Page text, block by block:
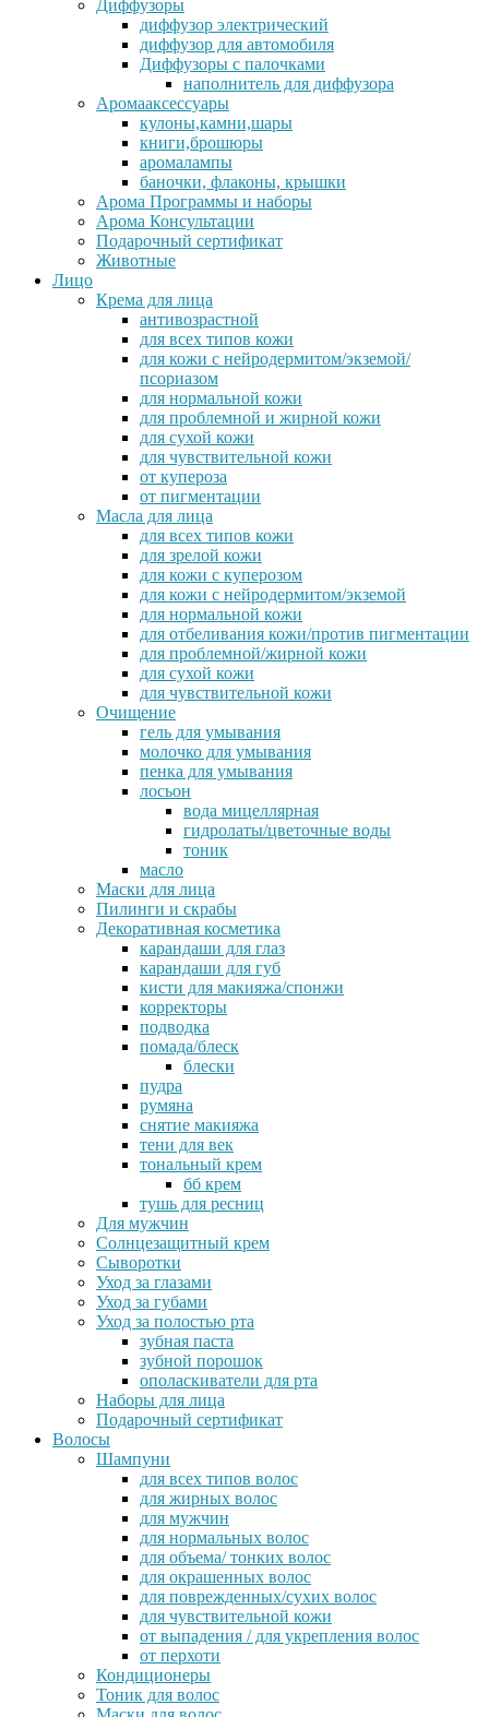
Диффузоры
диффузор электрический
диффузор для автомобиля
Диффузоры с палочками
наполнитель для диффузора
Аромааксессуары
кулоны,камни,шары
книги,брошюры
аромалампы
баночки, флаконы, крышки
Арома Программы и наборы
Арома Консультации
Подарочный сертификат
Животные
Лицо
Крема для лица
антивозрастной
для всех типов кожи
для кожи с нейродермитом/экземой/
псориазом
для нормальной кожи
для проблемной и жирной кожи
для сухой кожи
для чувствительной кожи
от купероза
от пигментации
Масла для лица
для всех типов кожи
для зрелой кожи
для кожи с куперозом
для кожи с нейродермитом/экземой
для нормальной кожи
для отбеливания кожи/против пигментации
для проблемной/жирной кожи
для сухой кожи
для чувствительной кожи
Очищение
гель для умывания
молочко для умывания
пенка для умывания
лосьон
вода мицеллярная
гидролаты/цветочные воды
тоник
масло
Маски для лица
Пилинги и скрабы
Декоративная косметика
карандаши для глаз
карандаши для губ
кисти для макияжа/спонжи
корректоры
подводка
помада/блеск
блески
пудра
румяна
снятие макияжа
тени для век
тональный крем
бб крем
тушь для ресниц
Для мужчин
Солнцезащитный крем
Сыворотки
Уход за глазами
Уход за губами
Уход за полостью рта
зубная паста
зубной порошок
ополаскиватели для рта
Наборы для лица
Подарочный сертификат
Волосы
Шампуни
для всех типов волос
для жирных волос
для мужчин
для нормальных волос
для объема/ тонких волос
для окрашенных волос
для поврежденных/сухих волос
для чувствительной кожи
от выпадения / для укрепления волос
от перхоти
Кондиционеры
Тоник для волос